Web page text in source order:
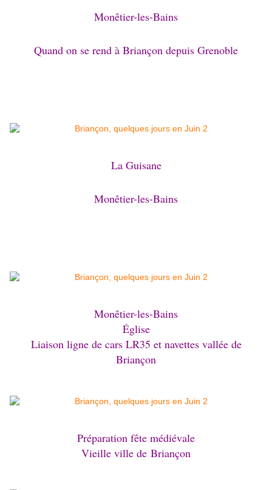
Monêtier-les-Bains
Quand on se rend à Briançon depuis Grenoble
La Guisane
Monêtier-les-Bains
Monêtier-les-Bains
Église
Liaison ligne de cars LR35 et navettes vallée de
Briançon
Préparation fête médiévale
Vieille ville de Briançon